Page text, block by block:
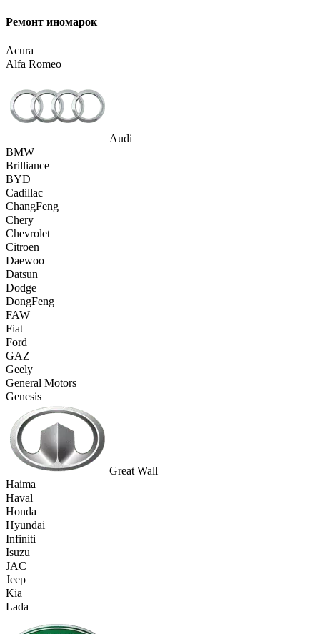
Ремонт иномарок
Acura
Alfa Romeo
Audi
BMW
Brilliance
BYD
Cadillac
ChangFeng
Chery
Chevrolet
Citroen
Daewoo
Datsun
Dodge
DongFeng
FAW
Fiat
Ford
GAZ
Geely
General Motors
Genesis
Great Wall
Haima
Haval
Honda
Hyundai
Infiniti
Isuzu
JAC
Jeep
Kia
Lada